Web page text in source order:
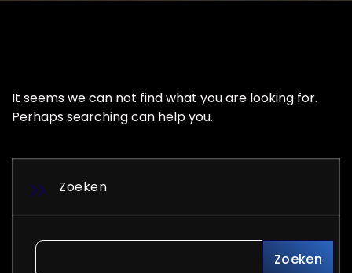
It seems we can not find what you are looking for.
Perhaps searching can help you.
Zoeken
Zoeken